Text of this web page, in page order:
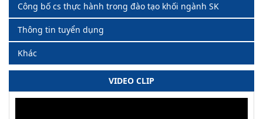
Công bố cs thực hành trong đào tạo khối ngành SK
Thông tin tuyển dụng
Khác
VIDEO CLIP